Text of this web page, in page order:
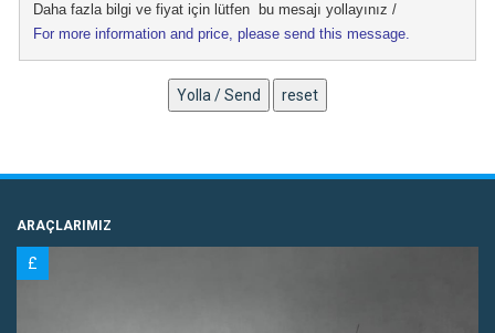
Daha fazla bilgi ve fiyat için lütfen  bu mesajı yollayınız /
For more information and price, please send this message.
ARAÇLARIMIZ
£